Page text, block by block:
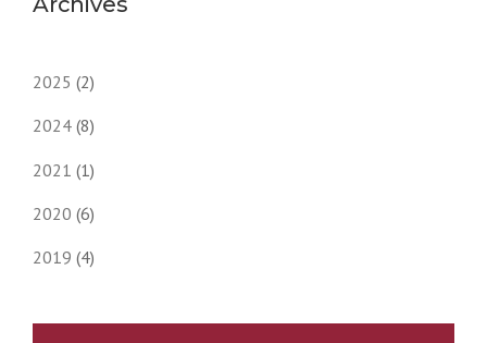
2025 (2)
2024 (8)
2021 (1)
2020 (6)
2019 (4)